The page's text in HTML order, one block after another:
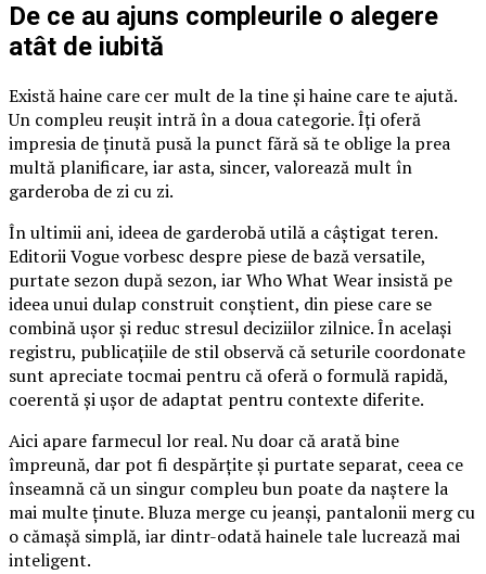
De ce au ajuns compleurile o alegere
atât de iubită
Există haine care cer mult de la tine și haine care te ajută.
Un compleu reușit intră în a doua categorie. Îți oferă
impresia de ținută pusă la punct fără să te oblige la prea
multă planificare, iar asta, sincer, valorează mult în
garderoba de zi cu zi.
În ultimii ani, ideea de garderobă utilă a câștigat teren.
Editorii Vogue vorbesc despre piese de bază versatile,
purtate sezon după sezon, iar Who What Wear insistă pe
ideea unui dulap construit conștient, din piese care se
combină ușor și reduc stresul deciziilor zilnice. În același
registru, publicațiile de stil observă că seturile coordonate
sunt apreciate tocmai pentru că oferă o formulă rapidă,
coerentă și ușor de adaptat pentru contexte diferite.
Aici apare farmecul lor real. Nu doar că arată bine
împreună, dar pot fi despărțite și purtate separat, ceea ce
înseamnă că un singur compleu bun poate da naștere la
mai multe ținute. Bluza merge cu jeanși, pantalonii merg cu
o cămașă simplă, iar dintr-odată hainele tale lucrează mai
inteligent.